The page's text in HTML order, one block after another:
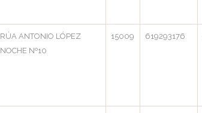
RÚA ANTONIO LÓPEZ
NOCHE Nº10
15009 619293176